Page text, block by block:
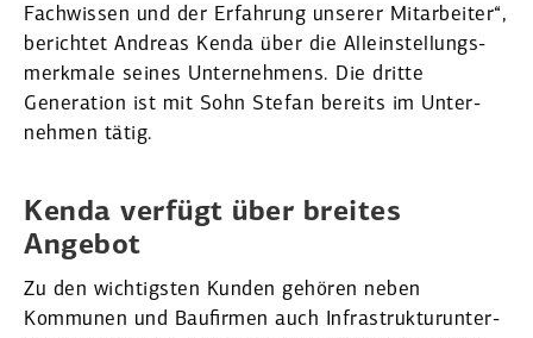
Fachwissen und der Erfahrung unserer Mitar­beiter“,
berichtet Andreas Kenda über die Allein­stel­lungs­
merkmale seines Unter­nehmens. Die dritte
Generation ist mit Sohn Stefan bereits im Unter­
nehmen tätig.
Kenda verfügt über breites
Angebot
Zu den wichtigsten Kunden gehören neben
Kommunen und Baufirmen auch Infra­struk­tur­un­ter­